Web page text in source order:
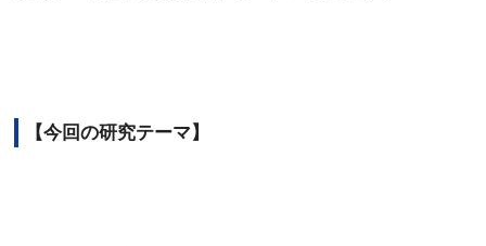
【今回の研究テーマ】